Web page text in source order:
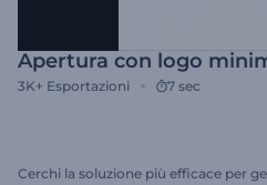
Apertura con logo
3K+ Esportazioni 7 sec
Cerchi la soluzione più efficace per